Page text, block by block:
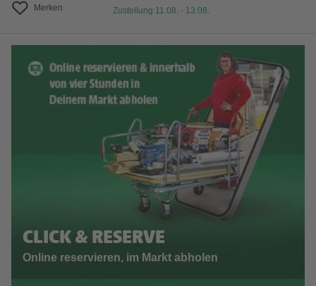
Merken
Zustellung 11.08. - 13.08.
CLICK & RESERVE
Online reservieren, im Markt abholen